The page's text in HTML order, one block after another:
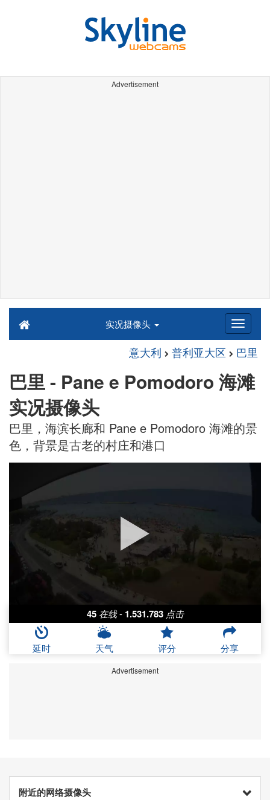
Advertisement
实况摄像头
意大利 普利亚大区 巴里
巴里 - Pane e Pomodoro 海滩
实况摄像头
巴里，海滨长廊和 Pane e Pomodoro 海滩的景
色，背景是古老的村庄和港口
45 在线 - 1.531.783 点击
延时 天气 评分 分享
Advertisement
附近的网络摄像头